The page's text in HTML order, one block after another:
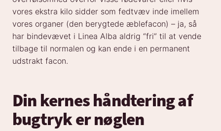
vores ekstra kilo sidder som fedtvæv inde imellem
vores organer (den berygtede æblefacon) – ja, så
har bindevævet i Linea Alba aldrig “fri” til at vende
tilbage til normalen og kan ende i en permanent
udstrakt facon.
Din kernes håndtering af
bugtryk er nøglen